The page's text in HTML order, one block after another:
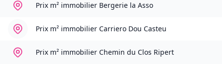
Prix m² immobilier Bergerie la Asso
Prix m² immobilier Carriero Dou Casteu
Prix m² immobilier Chemin du Clos Ripert